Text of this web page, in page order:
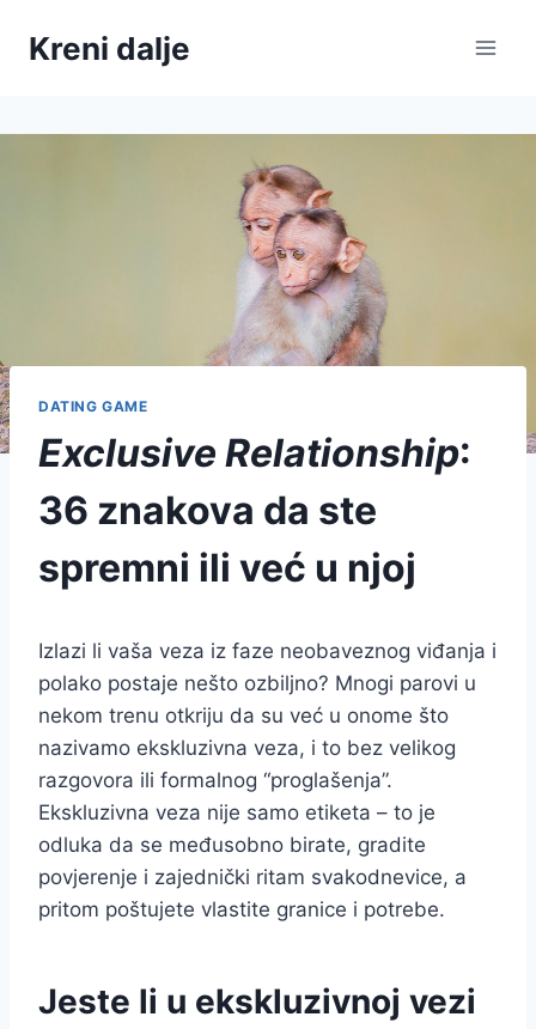
Kreni dalje
DATING GAME
Exclusive Relationship:
36 znakova da ste
spremni ili već u njoj
Izlazi li vaša veza iz faze neobaveznog viđanja i
polako postaje nešto ozbiljno? Mnogi parovi u
nekom trenu otkriju da su već u onome što
nazivamo ekskluzivna veza, i to bez velikog
razgovora ili formalnog “proglašenja”.
Ekskluzivna veza nije samo etiketa – to je
odluka da se međusobno birate, gradite
povjerenje i zajednički ritam svakodnevice, a
pritom poštujete vlastite granice i potrebe.
Jeste li u ekskluzivnoj vezi